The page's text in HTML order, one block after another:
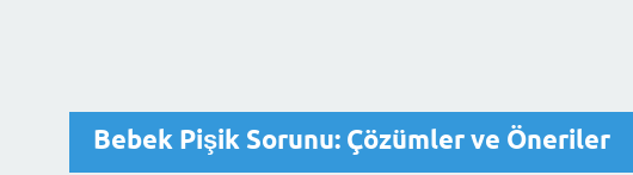
Bebek Pişik Sorunu: Çözümler ve Öneriler